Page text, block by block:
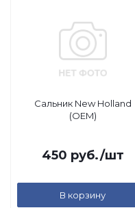
Сальник New Holland
(OEM)
450 руб./шт
В корзину